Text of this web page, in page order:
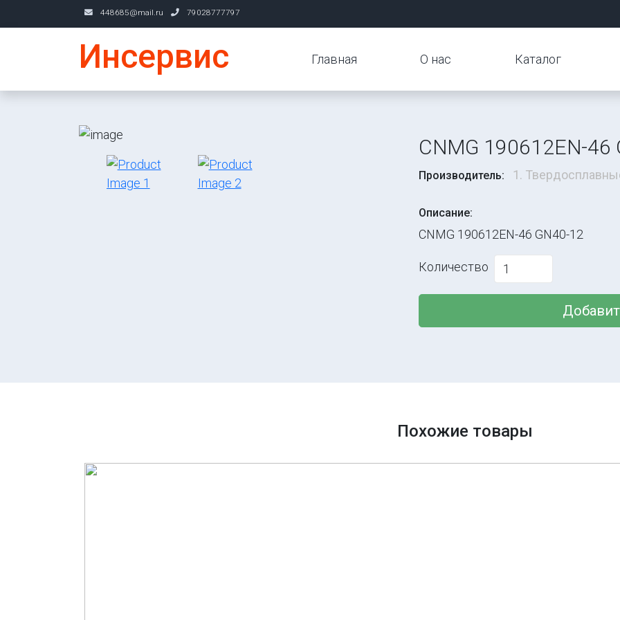
448685@mail.ru 79028777797
Инсервис Главная О нас Каталог
CNMG 190612EN-46
Производитель: 1.
Описание:
CNMG 190612EN-46 GN40-12
Количество
Похожие товары